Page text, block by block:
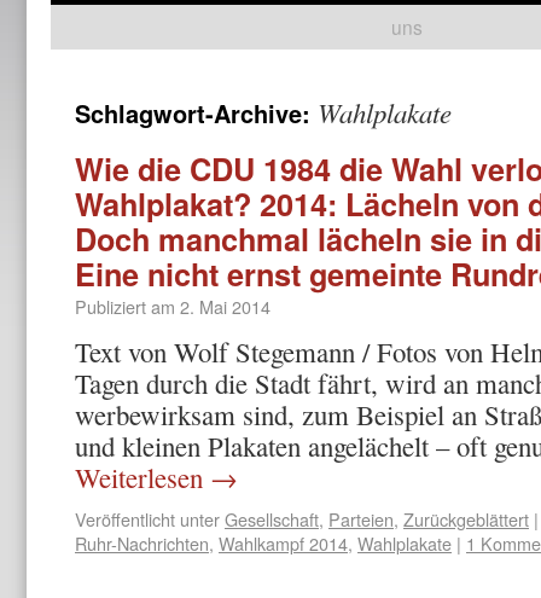
uns
Schlagwort-Archive: Wahlplakate
Wie die CDU 1984 die Wahl
Wahlplakat? 2014: Lächeln von
Doch manchmal lächeln sie in
Eine nicht ernst gemeinte
Publiziert am 2. Mai 2014
Text von Wolf Stegemann / Fotos von
Tagen durch die Stadt fährt, wird an
werbewirksam sind, zum Beispiel an
und kleinen Plakaten angelächelt – oft
Weiterlesen →
Veröffentlicht unterGesellschaft, Parteien, Zurückgeblättert |
Ruhr-Nachrichten, Wahlkampf 2014, Wahlplakate | 1